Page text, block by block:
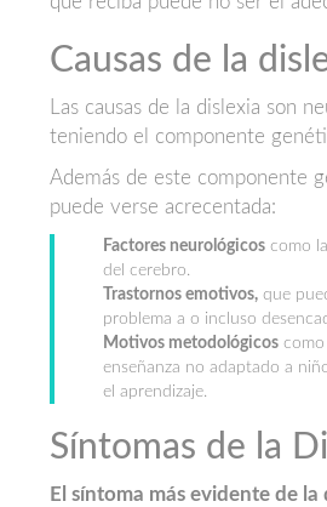
Causas de la
Las causas de la dislexia son
teniendo el componente
Además de este componente
puede verse acrecentada:
Factores neurológicos como
del cerebro.
Trastornos emotivos, que
problema a o incluso
Motivos metodológicos
enseñanza no adaptado a
el aprendizaje.
Síntomas de la
El síntoma más evidente de la